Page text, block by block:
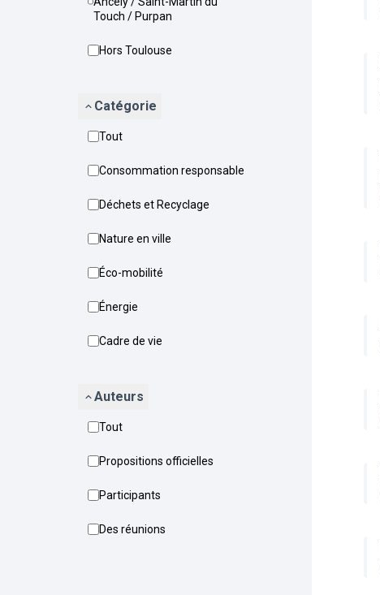
Touch / Purpan
Hors Toulouse
Catégorie
Tout
Consommation responsable
Déchets et Recyclage
Nature en ville
Éco-mobilité
Énergie
Cadre de vie
Auteurs
Tout
Propositions officielles
Participants
Des réunions